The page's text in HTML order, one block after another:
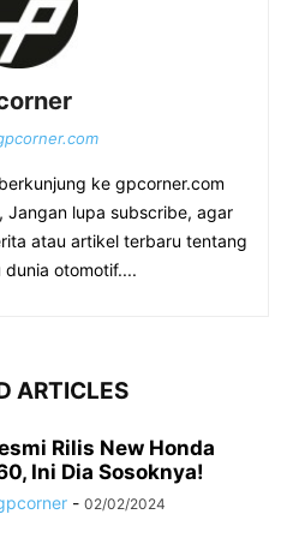
ke gpcorner.com
Jangan lupa subscribe, agar
atau artikel terbaru tentang
dunia otomotif....
ARTICLES
Rilis New Honda
Ini Dia Sosoknya!
- 02/02/2024